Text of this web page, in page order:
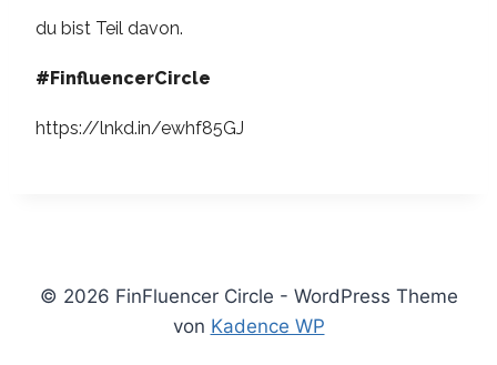
du bist Teil davon.
#FinfluencerCircle
https://lnkd.in/ewhf85GJ
© 2026 FinFluencer Circle - WordPress Theme
von Kadence WP